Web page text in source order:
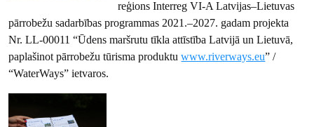
reģions Interreg VI-A Latvijas–Lietuvas
pārrobežu sadarbības programmas 2021.–2027. gadam projekta
Nr. LL-00011 “Ūdens maršrutu tīkla attīstība Latvijā un Lietuvā,
paplašinot pārrobežu tūrisma produktuwww.riverways.eu” /
“WaterWays” ietvaros.